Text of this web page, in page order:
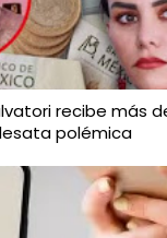
recibe más
polémica